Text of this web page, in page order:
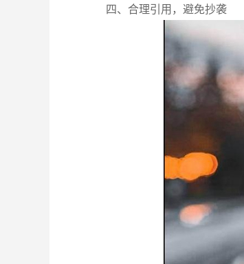
四、合理引用，避免抄袭